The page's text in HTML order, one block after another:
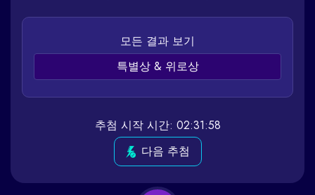
모든 결과 보기
특별상 & 위로상
추첨 시작 시간: 02:31:58
다음 추첨